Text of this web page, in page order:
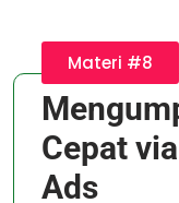
Materi #8
Cepat
Ads